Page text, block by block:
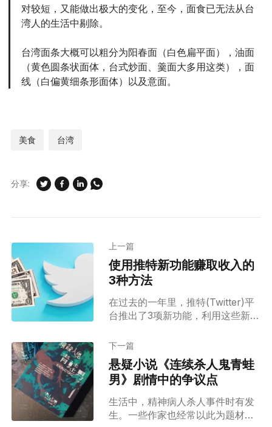
对较短，又能做出极大的变化，至今，面食已无法从台
湾人的生活中剔除。
台湾面条大概可以粗分为阳春面（白色扁平面），油面
（黄色圆条状面体，台式炒面、羹面大多用这类），面
线（白偏黄细条形面体）以及意面。
美食 台湾
分享:
上一篇
使用推特新功能赚取收入的
3种方法
在过去的一年里，推特(Twitter)平
台推出了3项新功能，利用这些新功
入。 这些功能并非无条件向所有人
开放，具体取决于你所在位置、所
使用的操作系统以及关注者数量。
如果你满足其中一个或多个条件，
就可以利用这些功能赚取收入。
1、如何利用“超级关注”(Super
Follows)功能赚钱 超级关注功能允
下一篇
悬疑小说《连续杀人鬼青蛙
男》剧情中的争议点
生活中，精神病人杀人事件时有发
生。一些作家也经常以此为题材创